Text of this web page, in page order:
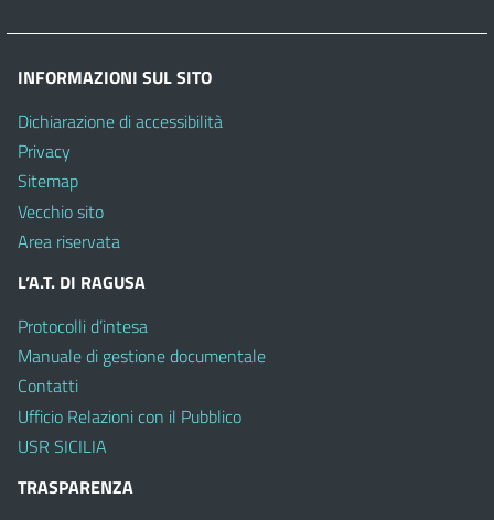
INFORMAZIONI SUL SITO
Dichiarazione di accessibilità
Privacy
Sitemap
Vecchio sito
Area riservata
L’A.T. DI RAGUSA
Protocolli d’intesa
Manuale di gestione documentale
Contatti
Ufficio Relazioni con il Pubblico
USR SICILIA
TRASPARENZA